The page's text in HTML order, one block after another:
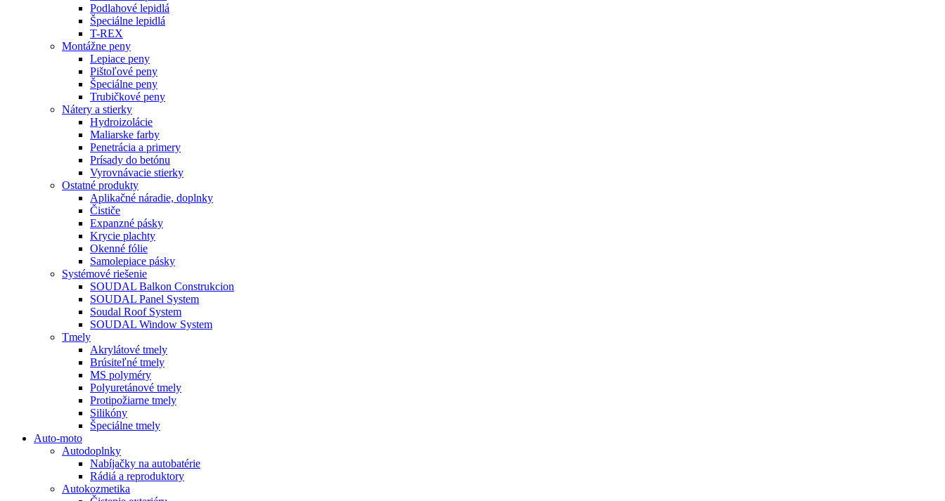
Podlahové lepidlá
Špeciálne lepidlá
T-REX
Montážne peny
Lepiace peny
Pištoľové peny
Špeciálne peny
Trubičkové peny
Nátery a stierky
Hydroizolácie
Maliarske farby
Penetrácia a primery
Prísady do betónu
Vyrovnávacie stierky
Ostatné produkty
Aplikačné náradie, doplnky
Čističe
Expanzné pásky
Krycie plachty
Okenné fólie
Samolepiace pásky
Systémové riešenie
SOUDAL Balkon Construkcion
SOUDAL Panel System
Soudal Roof System
SOUDAL Window System
Tmely
Akrylátové tmely
Brúsiteľné tmely
MS polyméry
Polyuretánové tmely
Protipožiarne tmely
Silikóny
Špeciálne tmely
Auto-moto
Autodoplnky
Nabíjačky na autobatérie
Rádiá a reproduktory
Autokozmetika